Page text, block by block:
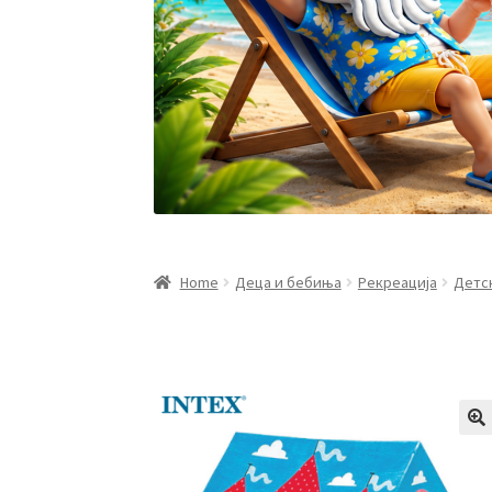
Home Деца и бебиња Рекреација